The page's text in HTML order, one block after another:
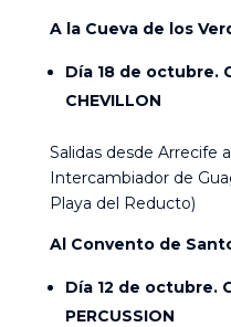
A la Cueva de los
Día 18 de octubre.
CHEVILLON
Salidas desde Arrecife
Intercambiador de
Playa del Reducto)
Al Convento de
Día 12 de octubre.
PERCUSSION